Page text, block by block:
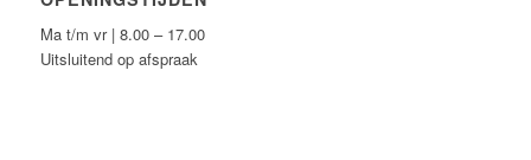
Ma t/m vr | 8.00 – 17.00
Uitsluitend op afspraak